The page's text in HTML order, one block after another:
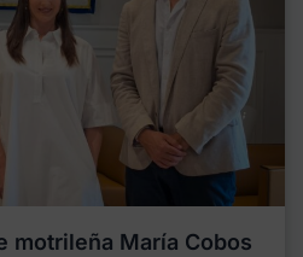
motrileña María Cobos